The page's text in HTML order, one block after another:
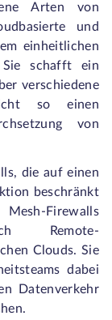
Arten von
und
einheitlichen
Sie schafft ein
verschiedene
so einen
von
die auf einen
beschränkt
Firewalls
Remote-
Clouds. Sie
dabei
Datenverkehr